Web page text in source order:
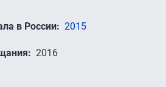
в России 2015
2016